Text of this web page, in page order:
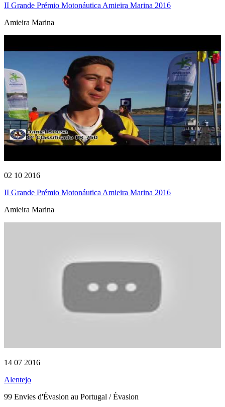
II Grande Prémio Motonáutica Amieira Marina 2016
Amieira Marina
02 10 2016
II Grande Prémio Motonáutica Amieira Marina 2016
Amieira Marina
14 07 2016
Alentejo
99 Envies d'Évasion au Portugal / Évasion